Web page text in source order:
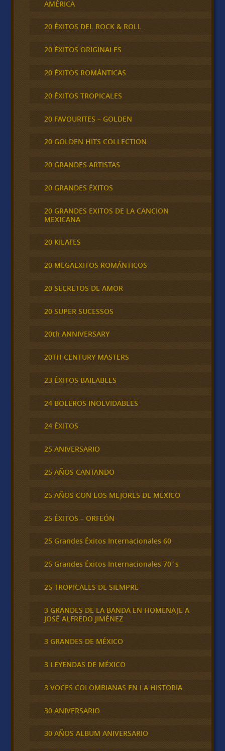
AMÉRICA
20 ÉXITOS DEL ROCK & ROLL
20 ÉXITOS ORIGINALES
20 ÉXITOS ROMÁNTICAS
20 ÉXITOS TROPICALES
20 FAVOURITES – GOLDEN
20 GOLDEN HITS COLLECTION
20 GRANDES ARTISTAS
20 GRANDES ÉXITOS
20 GRANDES EXITOS DE LA CANCION
MEXICANA
20 KILATES
20 MEGAEXITOS ROMÁNTICOS
20 SECRETOS DE AMOR
20 SUPER SUCESSOS
20th ANNIVERSARY
20TH CENTURY MASTERS
23 ÉXITOS BAILABLES
24 BOLEROS INOLVIDABLES
24 ÉXITOS
25 ANIVERSARIO
25 AÑOS CANTANDO
25 AÑOS CON LOS MEJORES DE MEXICO
25 ÉXITOS – ORFEÓN
25 Grandes Éxitos Internacionales 60
25 Grandes Éxitos Internacionales 70´s
25 TROPICALES DE SIEMPRE
3 GRANDES DE LA BANDA EN HOMENAJE A
JOSÉ ALFREDO JIMÉNEZ
3 GRANDES DE MÉXICO
3 LEYENDAS DE MÉXICO
3 VOCES COLOMBIANAS EN LA HISTORIA
30 ANIVERSARIO
30 AÑOS ALBUM ANIVERSARIO